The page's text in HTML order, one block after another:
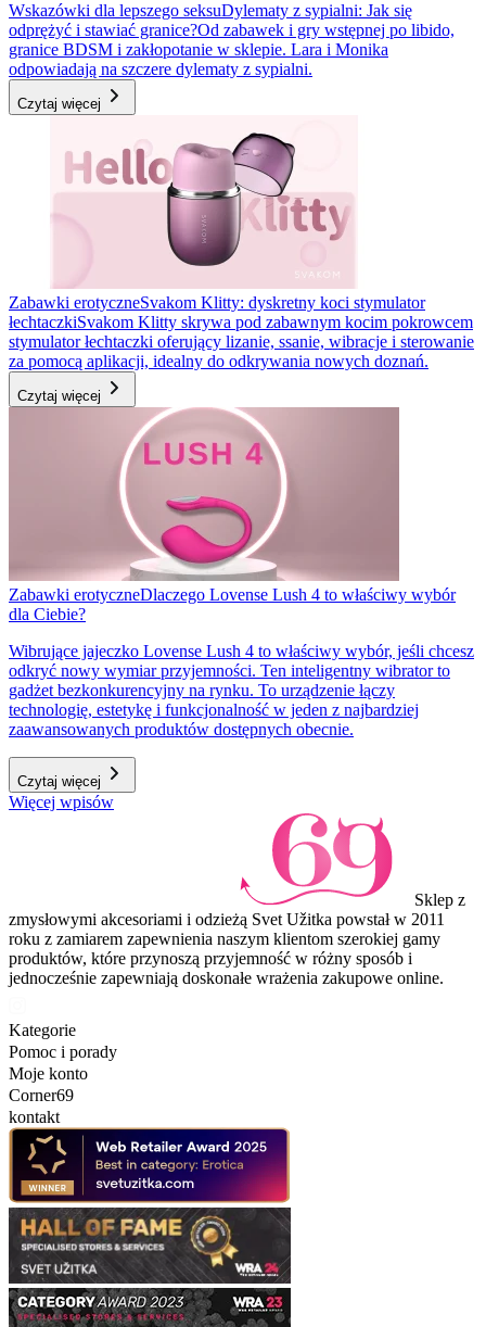
Wskazówki dla lepszego seksuDylematy z sypialni: Jak się
odprężyć i stawiać granice?Od zabawek i gry wstępnej po libido,
granice BDSM i zakłopotanie w sklepie. Lara i Monika
odpowiadają na szczere dylematy z sypialni.
Czytaj więcej
Zabawki erotyczneSvakom Klitty: dyskretny koci stymulator
łechtaczkiSvakom Klitty skrywa pod zabawnym kocim pokrowcem
stymulator łechtaczki oferujący lizanie, ssanie, wibracje i sterowanie
za pomocą aplikacji, idealny do odkrywania nowych doznań.
Czytaj więcej
Zabawki erotyczneDlaczego Lovense Lush 4 to właściwy wybór
dla Ciebie?
Wibrujące jajeczko Lovense Lush 4 to właściwy wybór, jeśli chcesz
odkryć nowy wymiar przyjemności. Ten inteligentny wibrator to
gadżet bezkonkurencyjny na rynku. To urządzenie łączy
technologię, estetykę i funkcjonalność w jeden z najbardziej
zaawansowanych produktów dostępnych obecnie.
Czytaj więcej
Więcej wpisów
Sklep z
zmysłowymi akcesoriami i odzieżą Svet Užitka powstał w 2011
roku z zamiarem zapewnienia naszym klientom szerokiej gamy
produktów, które przynoszą przyjemność w różny sposób i
jednocześnie zapewniają doskonałe wrażenia zakupowe online.
Kategorie
Pomoc i porady
Moje konto
Corner69
kontakt